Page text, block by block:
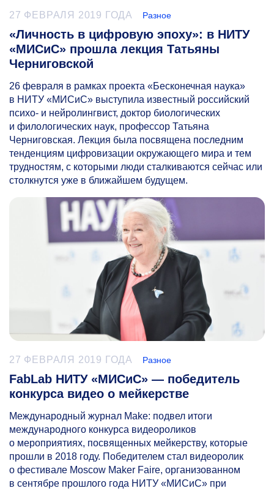
27 ФЕВРАЛЯ 2019 ГОДА Разное
«Личность в цифровую эпоху»: в НИТУ
«МИСиС» прошла лекция Татьяны
Черниговской
26 февраля в рамках проекта «Бесконечная наука»
в НИТУ «МИСиС» выступила известный российский
психо- и нейролингвист, доктор биологических
и филологических наук, профессор Татьяна
Черниговская. Лекция была посвящена последним
тенденциям цифровизации окружающего мира и тем
трудностям, с которыми люди сталкиваются сейчас или
столкнутся уже в ближайшем будущем.
27 ФЕВРАЛЯ 2019 ГОДА Разное
FabLab НИТУ «МИСиС» — победитель
конкурса видео о мейкерстве
Международный журнал Make: подвел итоги
международного конкурса видеороликов
о мероприятиях, посвященных мейкерству, которые
прошли в 2018 году. Победителем стал видеоролик
о фестивале Moscow Maker Faire, организованном
в сентябре прошлого года НИТУ «МИСиС» при